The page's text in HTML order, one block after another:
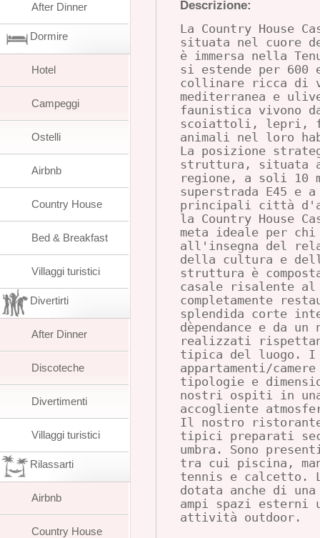
Descrizione:
La Country House
situata nel cuore
è immersa nella
si estende per
collinare ricca di
mediterranea e
faunistica vivono
scoiattoli, lepri,
animali nel loro
La posizione
struttura, situata
regione, a soli 10
superstrada E45 e
principali città
la Country House
meta ideale per chi
all'insegna del
della cultura e
struttura è
casale risalente
completamente
splendida corte
dèpendance e da
realizzati
tipica del luogo.
appartamenti/
tipologie e
nostri ospiti in
accogliente
Il nostro
tipici preparati
umbra. Sono
tra cui piscina,
tennis e calcetto.
dotata anche di
ampi spazi
attività outdoor.
After Dinner
Dormire
Hotel
Campeggi
Ostelli
Airbnb
Country House
Bed & Breakfast
Villaggi turistici
Divertirti
After Dinner
Discoteche
Divertimenti
Villaggi turistici
Rilassarti
Airbnb
Country House